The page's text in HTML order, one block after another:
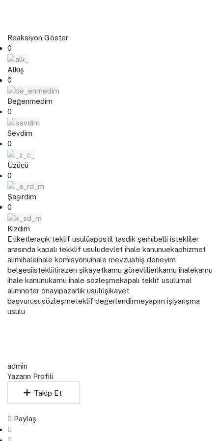
Reaksiyon Göster
0
Alkış
0
Beğenmedim
0
Sevdim
0
Üzücü
0
Şaşırdım
0
Kızdım
Etiketleraçık teklif usulüapostil tasdik şerhibelli istekliler
arasında kapalı tekklif usuludevlet ihale kanunuekaphizmet
alımihaleihale komisyonuihale mevzuatıiş deneyim
belgesiistekliitirazen şikayetkamu görevlilierikamu ihalekamu
ihale kanunukamu ihale sözleşmekapalı teklif usulumal
alımnoter onayıpazarlık usulüşikayet
başvurususözleşmeteklif değerlendirmeyapım işiyarışma
usulu
admin
Yazarın Profili
Takip Et
Paylaş